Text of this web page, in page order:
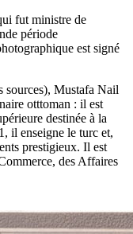
fut ministre de
période
est signé
sources), Mustafa Nail
otttoman : il est
destinée à la
il enseigne le turc et,
prestigieux. Il est
des Affaires